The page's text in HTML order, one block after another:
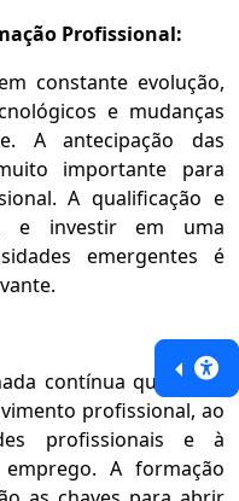
Profissional:
constante evolução,
e mudanças
A antecipação das
importante para
A qualificação e
e investir em uma
emergentes é
contínua que exige
profissional, ao
profissionais e à
A formação